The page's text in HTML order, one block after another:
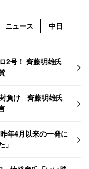
ニュース 中日
2号！ 齊藤明雄氏
負け 齊藤明雄氏
年4月以来の一発に
」